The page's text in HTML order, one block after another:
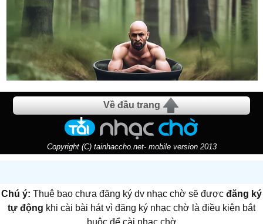
Về đầu trang
Copyright (C) tainhaccho.net- mobile version 2013
Chú ý: Thuê bao chưa đăng ký dv nhạc chờ sẽ được đăng ký
tự động khi cài bài hát vì đăng ký nhạc chờ là điều kiện bắt
buộc để cài nhạc chờ